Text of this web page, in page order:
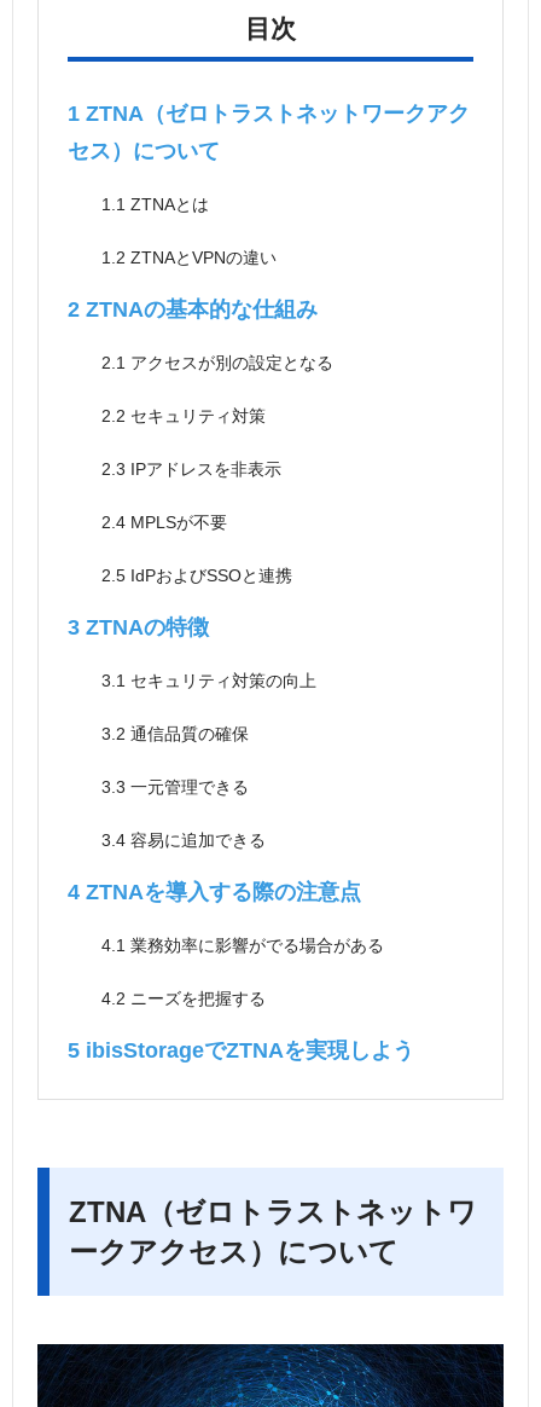
目次
1 ZTNA（ゼロトラストネットワークアク
セス）について
1.1 ZTNAとは
1.2 ZTNAとVPNの違い
2 ZTNAの基本的な仕組み
2.1 アクセスが別の設定となる
2.2 セキュリティ対策
2.3 IPアドレスを非表示
2.4 MPLSが不要
2.5 IdPおよびSSOと連携
3 ZTNAの特徴
3.1 セキュリティ対策の向上
3.2 通信品質の確保
3.3 一元管理できる
3.4 容易に追加できる
4 ZTNAを導入する際の注意点
4.1 業務効率に影響がでる場合がある
4.2 ニーズを把握する
5 ibisStorageでZTNAを実現しよう
ZTNA（ゼロトラストネットワ
ークアクセス）について